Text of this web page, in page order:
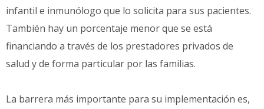
infantil e inmunólogo que lo solicita para sus pacientes.
También hay un porcentaje menor que se está
financiando a través de los prestadores privados de
salud y de forma particular por las familias.
La barrera más importante para su implementación es,